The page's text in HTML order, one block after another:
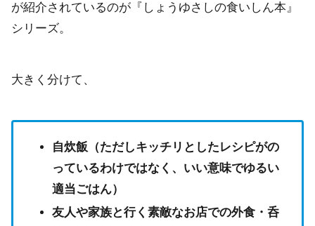
が紹介されているのが『しょうゆさしの食いしん本』
シリーズ。
大きく分けて、
自炊飯（ただしキッチリとしたレシピがの
っているわけではなく、いい意味でゆるい
適当ごはん）
友人や家族と行く素敵なお店での外食・呑